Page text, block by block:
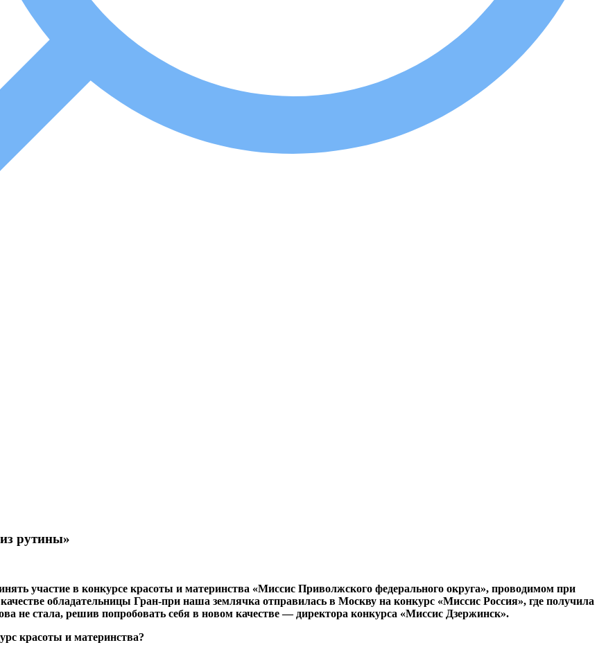
рутины»
участие в конкурсе красоты и материнства «Миссис Приволжского федерального округа», проводимом при
обладательницы Гран-при наша землячка отправилась в Москву на конкурс «Миссис Россия», где получила
не стала, решив попробовать себя в новом качестве — директора конкурса «Миссис Дзержинск».
красоты и материнства?